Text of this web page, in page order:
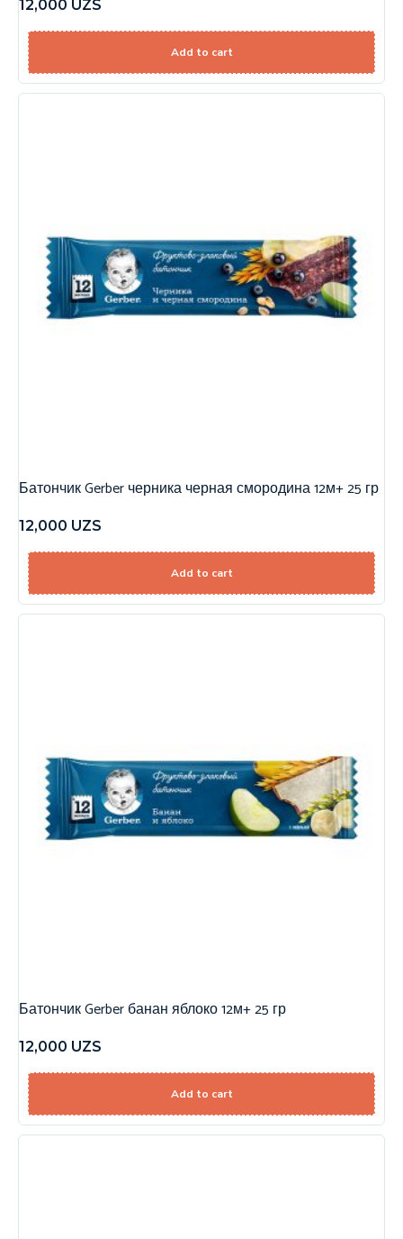
12,000 UZS
Add to cart
Батончик Gerber черника черная смородина 12м+ 25 гр
12,000 UZS
Add to cart
Батончик Gerber банан яблоко 12м+ 25 гр
12,000 UZS
Add to cart